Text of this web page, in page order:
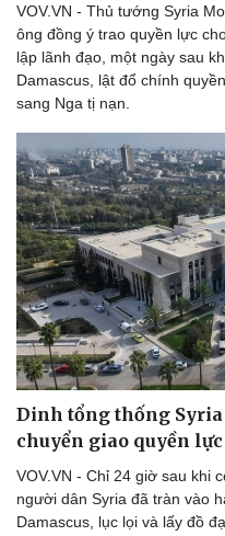
VOV.VN - Thủ tướng Syria
ông đồng ý trao quyền lực
lập lãnh đạo, một ngày sau
Damascus, lật đổ chính
sang Nga tị nạn.
Dinh tổng thống
chuyển giao quyền lực
VOV.VN - Chỉ 24 giờ sau khi
người dân Syria đã tràn vào
Damascus, lục lọi và lấy đồ